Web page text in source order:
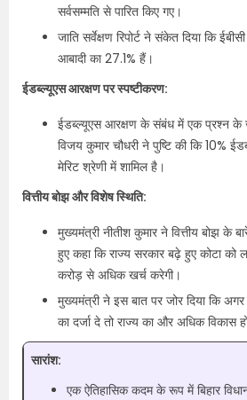
सर्वसम्मति से पारित किए गए।
जाति सर्वेक्षण रिपोर्ट ने संकेत दिया कि
आबादी का 27.1% हैं।
ईडब्ल्यूएस आरक्षण पर स्पष्टीकरण:
ईडब्ल्यूएस आरक्षण के संबंध में एक प्रश्न के
विजय कुमार चौधरी ने पुष्टि की कि 10%
मेरिट श्रेणी में शामिल है।
वित्तीय बोझ और विशेष स्थिति:
मुख्यमंत्री नीतीश कुमार ने वित्तीय बोझ के
हुए कहा कि राज्य सरकार बढ़े हुए कोटा
करोड़ से अधिक खर्च करेगी।
मुख्यमंत्री ने इस बात पर जोर दिया कि अगर
का दर्जा दे तो राज्य का और अधिक विकास
सारांश:
एक ऐतिहासिक कदम के रूप में बिहार